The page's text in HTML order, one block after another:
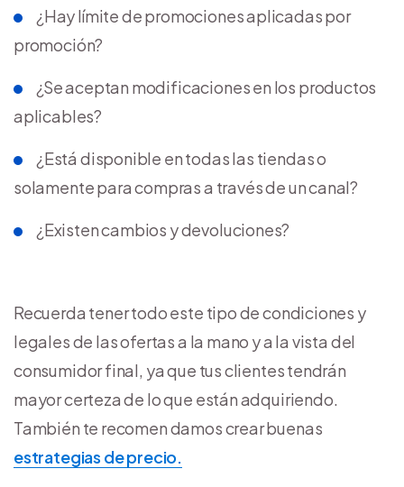
¿Hay límite de promociones aplicadas por
promoción?
¿Se aceptan modificaciones en los productos
aplicables?
¿Está disponible en todas las tiendas o
solamente para compras a través de un canal?
¿Existen cambios y devoluciones?
Recuerda tener todo este tipo de condiciones y
legales de las ofertas a la mano y a la vista del
consumidor final, ya que tus clientes tendrán
mayor certeza de lo que están adquiriendo.
También te recomen damos crear buenas
estrategias de precio.